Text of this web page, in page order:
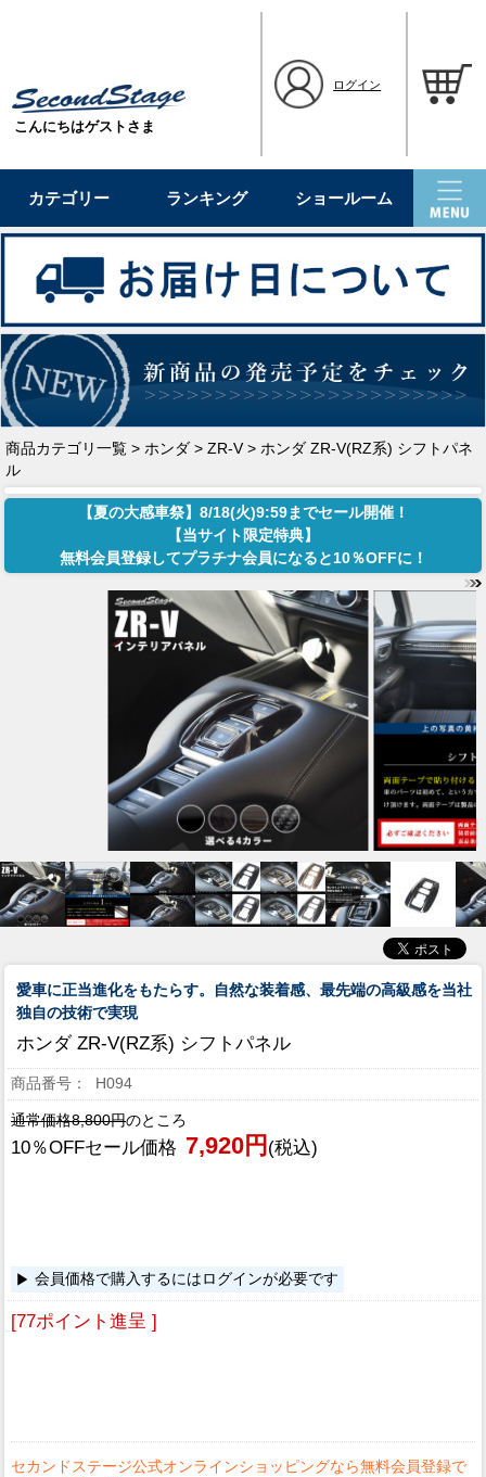
こんにちはゲストさま
ログイン
カテゴリー ランキング ショールーム
商品カテゴリ一覧 > ホンダ > ZR-V> ホンダ ZR-V(RZ系) シフトパネ
ル
【夏の大感車祭】8/18(火)9:59までセール開催！
【当サイト限定特典】
無料会員登録してプラチナ会員になると10％OFFに！
愛車に正当進化をもたらす。自然な装着感、最先端の高級感を当社
独自の技術で実現
ホンダ ZR-V(RZ系) シフトパネル
H094
通常価格8,800円のところ
10％OFFセール価格 7,920円 (税込)
会員価格で購入するにはログインが必要です
[77ポイント進呈 ]